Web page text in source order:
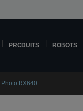
PRODUITS ROBOTS
Photo RX640